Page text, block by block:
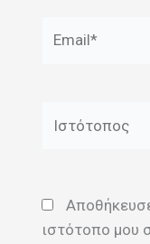
ιστότοπο μου